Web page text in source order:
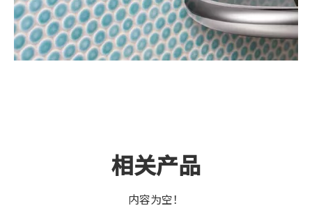
相关产品
内容为空！